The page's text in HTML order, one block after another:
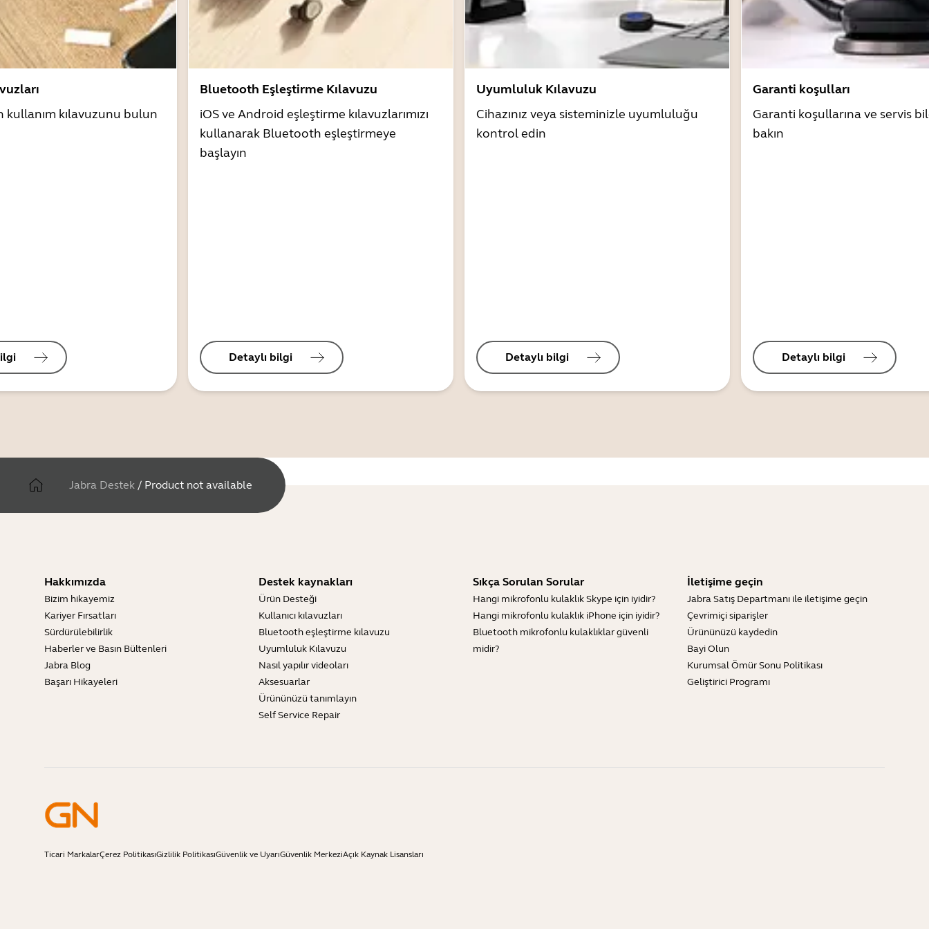
kılavuzunu bulun
Bluetooth Eşleştirme Kılavuzu
iOS ve Android eşleştirme kılavuzlarımızı
kullanarak Bluetooth eşleştirmeye
başlayın
Detaylı bilgi
Uyumluluk Kılavuzu
Cihazınız veya sisteminizle uyumluluğu
kontrol edin
Detaylı bilgi
Garanti koşulları
Garanti koşullarına ve servis
bakın
Detaylı bilgi
Jabra Destek / Product not available
Hakkımızda
Bizim hikayemiz
Kariyer Fırsatları
Sürdürülebilirlik
Haberler ve Basın Bültenleri
Jabra Blog
Başarı Hikayeleri
Destek kaynakları
Ürün Desteği
Kullanıcı kılavuzları
Bluetooth eşleştirme kılavuzu
Uyumluluk Kılavuzu
Nasıl yapılır videoları
Aksesuarlar
Ürününüzü tanımlayın
Self Service Repair
Sıkça Sorulan Sorular
Hangi mikrofonlu kulaklık Skype için iyidir?
Hangi mikrofonlu kulaklık iPhone için iyidir?
Bluetooth mikrofonlu kulaklıklar güvenli
midir?
İletişime geçin
Jabra Satış Departmanı ile iletişime geçin
Çevrimiçi siparişler
Ürününüzü kaydedin
Bayi Olun
Kurumsal Ömür Sonu Politikası
Geliştirici Programı
Ticari MarkalarÇerez PolitikasıGizlilik PolitikasıGüvenlik ve UyarıGüvenlik MerkeziAçık Kaynak Lisansları